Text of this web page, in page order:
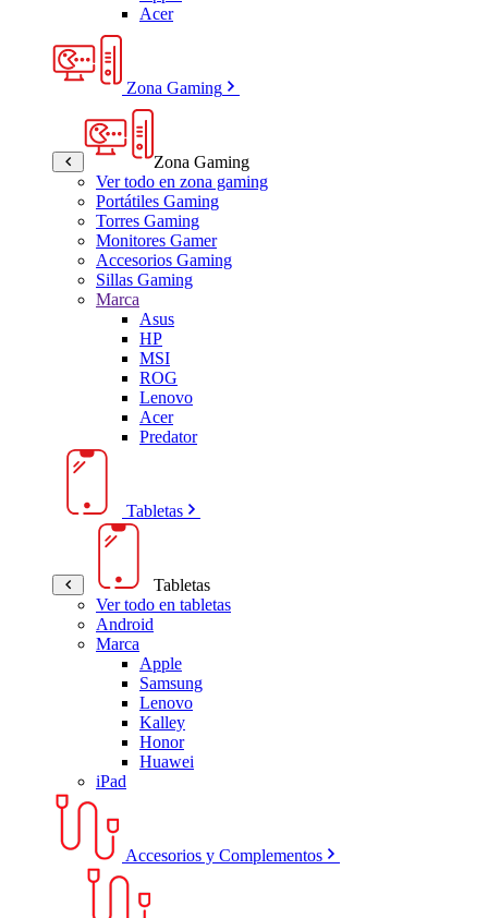
Acer
Zona Gaming
Zona Gaming
Ver todo en zona gaming
Portátiles Gaming
Torres Gaming
Monitores Gamer
Accesorios Gaming
Sillas Gaming
Marca
Asus
HP
MSI
ROG
Lenovo
Acer
Predator
Tabletas
Tabletas
Ver todo en tabletas
Android
Marca
Apple
Samsung
Lenovo
Kalley
Honor
Huawei
iPad
Accesorios y Complementos